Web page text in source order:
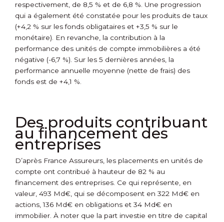
respectivement, de 8,5 % et de 6,8 %. Une progression
qui a également été constatée pour les produits de taux
(+4,2 % sur les fonds obligataires et +3,5 % sur le
monétaire). En revanche, la contribution à la
performance des unités de compte immobilières a été
négative (-6,7 %). Sur les 5 dernières années, la
performance annuelle moyenne (nette de frais) des
fonds est de +4,1 %.
Des produits contribuant
au financement des
entreprises
D’après France Assureurs, les placements en unités de
compte ont contribué à hauteur de 82 % au
financement des entreprises. Ce qui représente, en
valeur, 493 Md€, qui se décomposent en 322 Md€ en
actions, 136 Md€ en obligations et 34 Md€ en
immobilier. À noter que la part investie en titre de capital